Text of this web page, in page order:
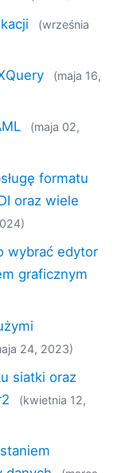
(września
(maja 16,
(maja 02,
formatu
oraz wiele
wybrać edytor
graficznym
24, 2023)
siatki oraz
(kwietnia 12,